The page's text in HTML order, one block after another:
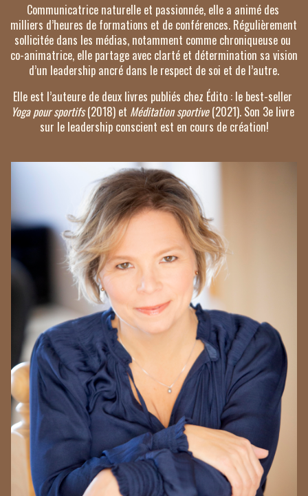
Communicatrice naturelle et passionnée, elle a animé des
milliers d’heures de formations et de conférences. Régulièrement
sollicitée dans les médias, notamment comme chroniqueuse ou
co-animatrice, elle partage avec clarté et détermination sa vision
d’un leadership ancré dans le respect de soi et de l’autre.
Yoga pour sportifs (2018) et Méditation sportive (2021). Son 3e livre
sur le leadership conscient est en cours de création!